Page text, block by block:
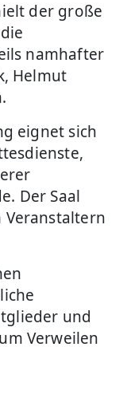
der große
namhafter
Helmut
eignet sich
Der Saal
und
Verweilen